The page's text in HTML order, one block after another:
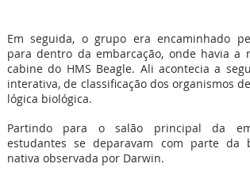
Em seguida, o grupo era encaminhado
para dentro da embarcação, onde havia a
cabine do HMS Beagle. Ali acontecia a
interativa, de classificação dos organismos
lógica biológica.
Partindo para o salão principal da
estudantes se deparavam com parte da
nativa observada por Darwin.